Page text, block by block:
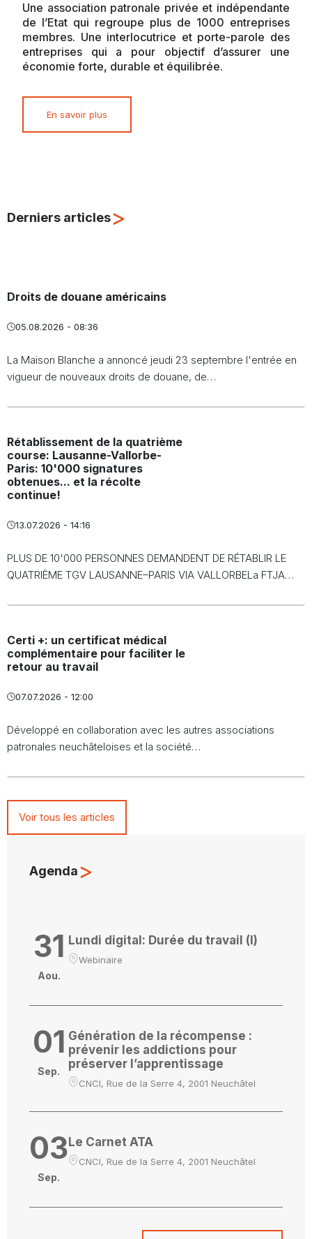
Une association patronale privée et indépendante
de l’Etat qui regroupe plus de 1000 entreprises
membres. Une interlocutrice et porte-parole des
entreprises qui a pour objectif d’assurer une
économie forte, durable et équilibrée.
En savoir plus
Derniers articles>
Droits de douane américains
05.08.2026 - 08:36
La Maison Blanche a annoncé jeudi 23 septembre l'entrée en
vigueur de nouveaux droits de douane, de…
Rétablissement de la quatrième
course: Lausanne-Vallorbe-
Paris: 10'000 signatures
obtenues... et la récolte
continue!
13.07.2026 - 14:16
PLUS DE 10'000 PERSONNES DEMANDENT DE RÉTABLIR LE
QUATRIÈME TGV LAUSANNE–PARIS VIA VALLORBELa FTJA…
Certi +: un certificat médical
complémentaire pour faciliter le
retour au travail
07.07.2026 - 12:00
Développé en collaboration avec les autres associations
patronales neuchâteloises et la société…
Voir tous les articles
Agenda >
31
Aou.
Lundi digital: Durée du travail (I)
Webinaire
01
Sep.
Génération de la récompense :
prévenir les addictions pour
préserver l’apprentissage
CNCI, Rue de la Serre 4, 2001 Neuchâtel
03
Sep.
Le Carnet ATA
CNCI, Rue de la Serre 4, 2001 Neuchâtel